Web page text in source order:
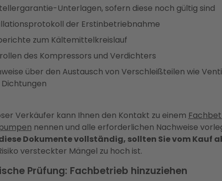
Unterlagen, sofern diese noch gültig sind
der Erstinbetriebnahme
zum Kältemittelkreislauf
des Kompressors und Verdichters
über den Austausch von Verschleißteilen wie
Verkäufer kann Ihnen den Kontakt zu einem
nennen und alle erforderlichen Nachweise
Dokumente vollständig, sollten Sie vom Kauf
versteckter Mängel zu hoch ist.
Prüfung: Fachbetrieb hinzuziehen